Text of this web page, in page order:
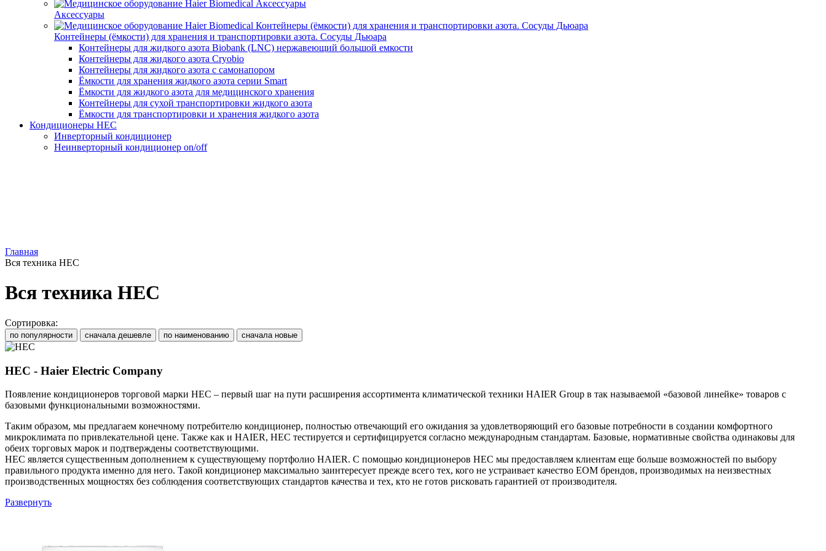
Аксессуары
Контейнеры (ёмкости) для хранения и транспортировки азота. Сосуды Дьюара
Контейнеры для жидкого азота Biobank (LNC) нержавеющий большой емкости
Контейнеры для жидкого азота Cryobio
Контейнеры для жидкого азота с самонапором
Ёмкости для хранения жидкого азота серии Smart
Ёмкости для жидкого азота для медицинского хранения
Контейнеры для сухой транспортировки жидкого азота
Ёмкости для транспортировки и хранения жидкого азота
Кондиционеры HEC
Инверторный кондиционер
Неинверторный кондиционер on/off
Главная
Вся техника HEC
Вся техника HEC
Сортировка:
по популярности сначала дешевле по наименованию сначала новые
HEC - Haier Electric Company
Появление кондиционеров торговой марки HEC – первый шаг на пути расширения ассортимента климатической техники HAIER Group в так называемой «базовой линейке» товаров с
базовыми функциональными возможностями.
Таким образом, мы предлагаем конечному потребителю кондиционер, полностью отвечающий его ожидания за удовлетворяющий его базовые потребности в создании комфортного
микроклимата по привлекательной цене. Также как и HAIER, HEC тестируется и сертифицируется согласно международным стандартам. Базовые, нормативные свойства одинаковы для
обеих торговых марок и подтверждены соответствующими.
HEC является существенным дополнением к существующему портфолио HAIER. С помощью кондиционеров HEC мы предоставляем клиентам еще больше возможностей по выбору
правильного продукта именно для него. Такой кондиционер максимально заинтересует прежде всего тех, кого не устраивает качество EOM брендов, производимых на неизвестных
производственных мощностях без соблюдения соответствующих стандартов качества и тех, кто не готов рисковать гарантией от производителя.
Развернуть